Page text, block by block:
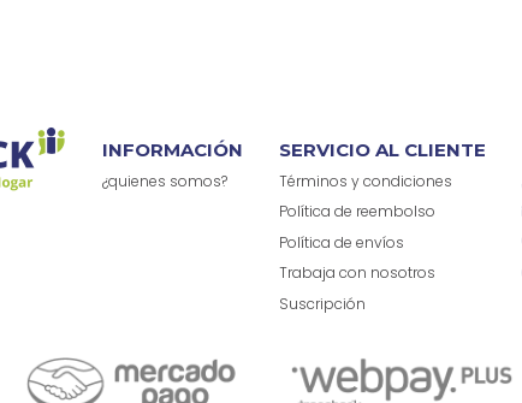
INFORMACIÓN
¿quienes somos?
SERVICIO AL CLIENTE
Términos y condiciones
Política de reembolso
Política de envíos
Trabaja con nosotros
Suscripción